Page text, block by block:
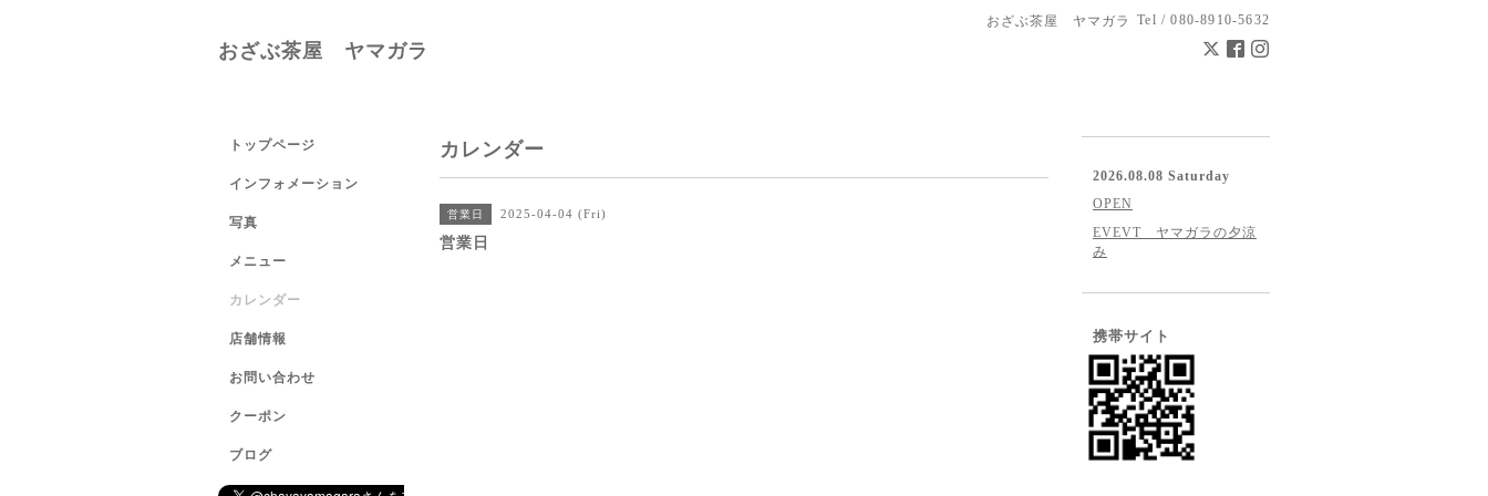
おざぶ茶屋 ヤマガラ Tel / 080-8910-5632
おざぶ茶屋 ヤマガラ
カレンダー
営業日 2025-04-04 (Fri)
営業日
トップページ
インフォメーション
写真
メニュー
カレンダー
店舗情報
お問い合わせ
クーポン
ブログ
2026.08.08 Saturday
OPEN
EVEVT ヤマガラの夕涼
み
携帯サイト